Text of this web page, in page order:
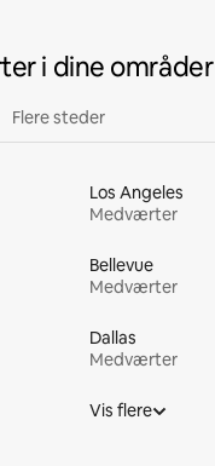
i dine områder
Flere steder
Los Angeles
Medværter
Bellevue
Medværter
Dallas
Medværter
Vis flere